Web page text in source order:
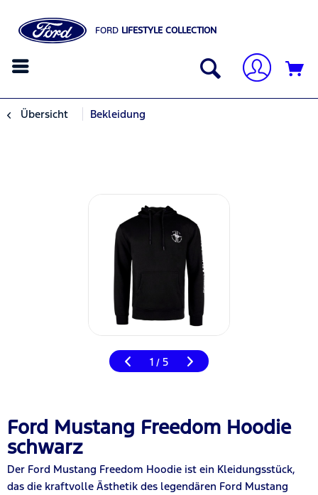
FORD LIFESTYLE COLLECTION
Übersicht Bekleidung
1 / 5
Ford Mustang Freedom Hoodie
schwarz
Der Ford Mustang Freedom Hoodie ist ein Kleidungsstück,
das die kraftvolle Ästhetik des legendären Ford Mustang